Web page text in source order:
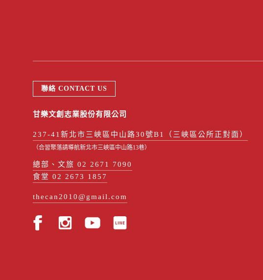
聯絡 CONTACT US
甘樂文創志業股份有限公司
237-41新北市三峽區中山路30號B1（三峽區公所正對面）
（合習聚落請導航新北市三峽區中山路13巷）
總部、文旅 02 2671 7090
食堂 02 2673 1857
thecan2010@gmail.com